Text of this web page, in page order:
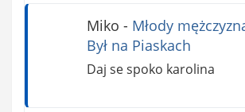
Miko - Młody
Był na Piaskach
Daj se spoko karolina